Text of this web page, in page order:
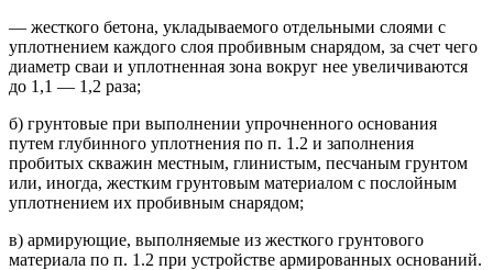
— жесткого бетона, укладываемого отдельными слоями с
уплотнением каждого слоя пробивным снарядом, за счет чего
диаметр сваи и уплотненная зона вокруг нее увеличиваются
до 1,1 — 1,2 раза;
б) грунтовые при выполнении упрочненного основания
путем глубинного уплотнения по п. 1.2 и заполнения
пробитых скважин местным, глинистым, песчаным грунтом
или, иногда, жестким грунтовым материалом с послойным
уплотнением их пробивным снарядом;
в) армирующие, выполняемые из жесткого грунтового
материала по п. 1.2 при устройстве армированных оснований.